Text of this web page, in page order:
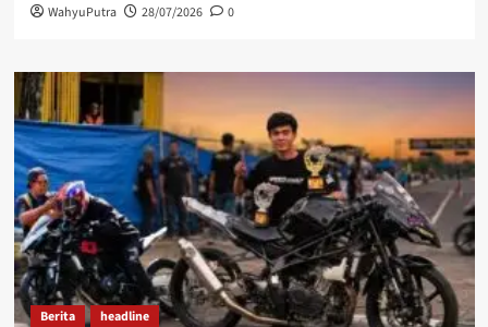
WahyuPutra 28/07/2026 0
Berita headline